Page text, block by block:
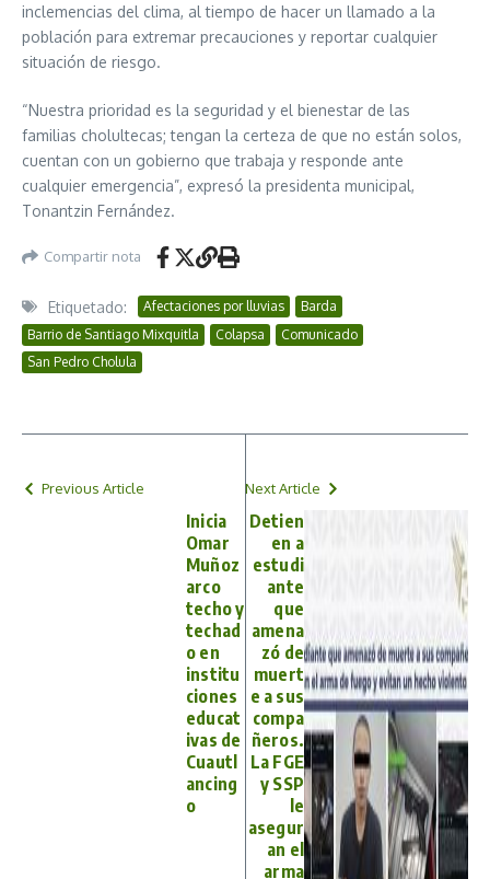
inclemencias del clima, al tiempo de hacer un llamado a la
población para extremar precauciones y reportar cualquier
situación de riesgo.
“Nuestra prioridad es la seguridad y el bienestar de las
familias cholultecas; tengan la certeza de que no están solos,
cuentan con un gobierno que trabaja y responde ante
cualquier emergencia”, expresó la presidenta municipal,
Tonantzin Fernández.
Compartir nota
Etiquetado: Afectaciones por lluvias
Barda
Barrio de Santiago Mixquitla
Colapsa
Comunicado
San Pedro Cholula
Previous Article
Inicia
Omar
Muñoz
arco
techo y
techad
o en
institu
ciones
educat
ivas de
Cuautl
ancing
o
Next Article
Detien
en a
estudi
ante
que
amena
zó de
muert
e a sus
compa
ñeros.
La FGE
y SSP
le
asegur
an el
arma